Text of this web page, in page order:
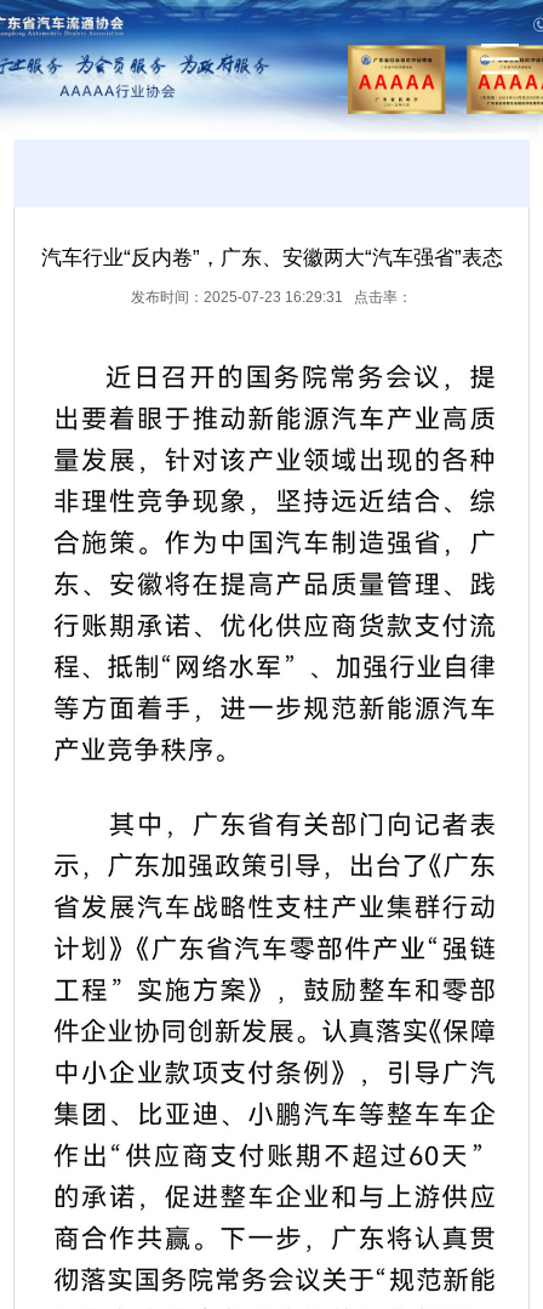
汽车行业“反内卷”，广东、安徽两大“汽车强省”表态
发布时间：2025-07-23 16:29:31 点击率：